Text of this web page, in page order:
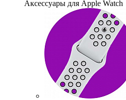
Аксессуары для Apple Watch